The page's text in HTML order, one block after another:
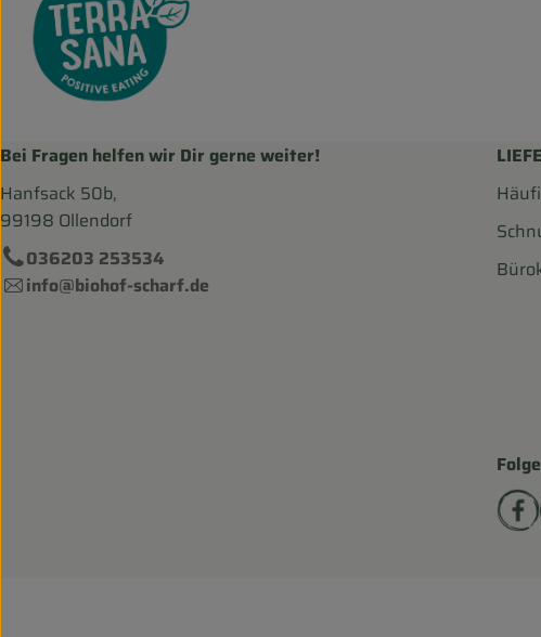
Bei Fragen helfen wir Dir gerne weiter!
Hanfsack 50b,
99198 Ollendorf
036203 253534
info@biohof-scharf.de